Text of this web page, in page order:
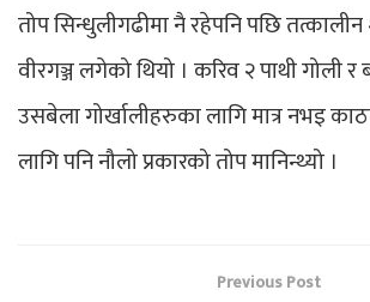
तोप सिन्धुलीगढीमा नै रहेपनि पछि
वीरगञ्ज लगेको थियो । करिव २ पाथी गोली
उसबेला गोर्खालीहरुका लागि मात्र नभइ
लागि पनि नौलो प्रकारको तोप मानिन्थ्यो ।
Previous Post